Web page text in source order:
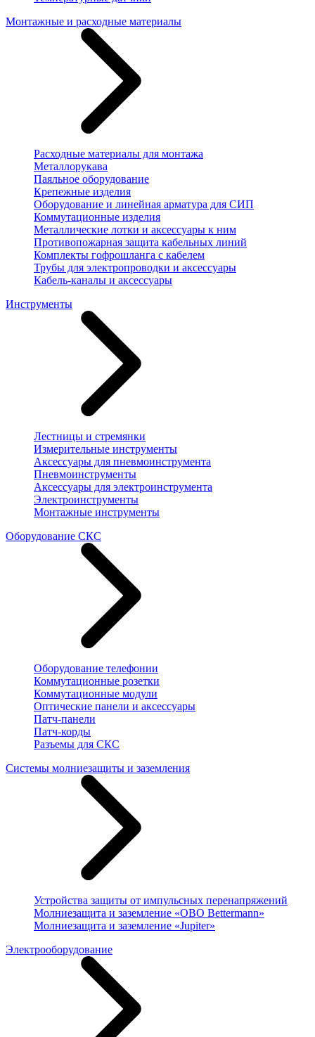
Монтажные и расходные материалы
Расходные материалы для монтажа
Металлорукава
Паяльное оборудование
Крепежные изделия
Оборудование и линейная арматура для СИП
Коммутационные изделия
Металлические лотки и аксессуары к ним
Противопожарная защита кабельных линий
Комплекты гофрошланга с кабелем
Трубы для электропроводки и аксессуары
Кабель-каналы и аксессуары
Инструменты
Лестницы и стремянки
Измерительные инструменты
Аксессуары для пневмоинструмента
Пневмоинструменты
Аксессуары для электроинструмента
Электроинструменты
Монтажные инструменты
Оборудование СКС
Оборудование телефонии
Коммутационные розетки
Коммутационные модули
Оптические панели и аксессуары
Патч-панели
Патч-корды
Разъемы для СКС
Системы молниезащиты и заземления
Устройства защиты от импульсных перенапряжений
Молниезащита и заземление «OBO Bettermann»
Молниезащита и заземление «Jupiter»
Электрооборудование